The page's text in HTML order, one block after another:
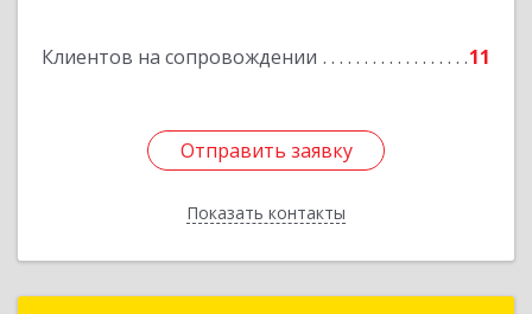
Клиентов на сопровождении 11
Отправить заявку
Показать контакты
Отправить заявку
Назад